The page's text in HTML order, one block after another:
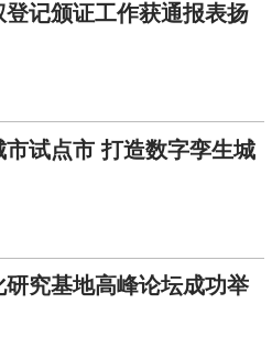
记颁证工作获通报表扬
试点市 打造数字孪生城
究基地高峰论坛成功举